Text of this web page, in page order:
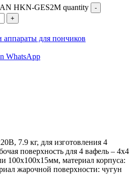
HKN-GES2M quantity
для пончиков
WhatsApp
7.9 кг, для изготовления 4
поверхность для 4 вафель – 4х4
100x100x15мм, материал корпуса:
жарочной поверхности: чугун